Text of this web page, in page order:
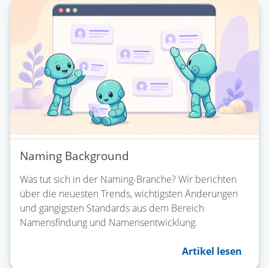
Naming Background
Was tut sich in der Naming-Branche? Wir berichten
über die neuesten Trends, wichtigsten Änderungen
und gängigsten Standards aus dem Bereich
Namensfindung und Namensentwicklung.
Artikel lesen